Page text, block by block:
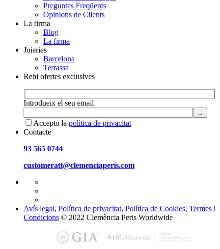
Preguntes Freqüents
Opinions de Clients
La firma
Blog
La firma
Joieries
Barcelona
Terrassa
Rebi ofertes exclusives
Introdueix el seu email
Accepto la política de privacitat
Contacte
93 565 0744
customeratt@clemenciaperis.com
Avís legal, Política de privacitat, Política de Cookies, Termes i
Condicions © 2022 Clemència Peris Worldwide